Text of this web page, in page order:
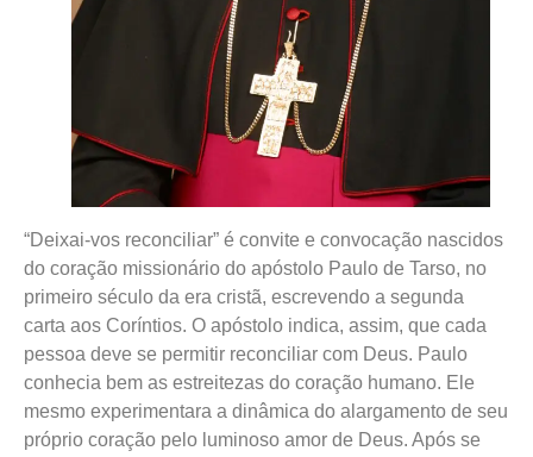
“Deixai-vos reconciliar” é convite e convocação nascidos
do coração missionário do apóstolo Paulo de Tarso, no
primeiro século da era cristã, escrevendo a segunda
carta aos Coríntios. O apóstolo indica, assim, que cada
pessoa deve se permitir reconciliar com Deus. Paulo
conhecia bem as estreitezas do coração humano. Ele
mesmo experimentara a dinâmica do alargamento de seu
próprio coração pelo luminoso amor de Deus. Após se